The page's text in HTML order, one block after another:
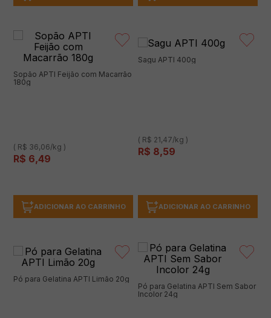
Sopão APTI Feijão com Macarrão
180g
( R$ 36,06/kg )
R$ 6,49
ADICIONAR AO CARRINHO
Sagu APTI 400g
( R$ 21,47/kg )
R$ 8,59
ADICIONAR AO CARRINHO
Pó para Gelatina APTI Limão 20g
Pó para Gelatina APTI Sem Sabor
Incolor 24g